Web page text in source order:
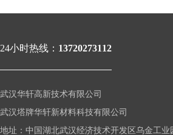
24小时热线： 13720273112
武汉华轩高新技术有限公司
武汉塔牌华轩新材料科技有限公司
地址：中国湖北武汉经济技术开发区乌金工业